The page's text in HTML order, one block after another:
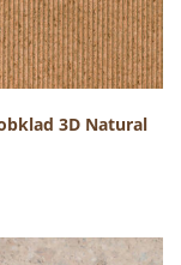
3D Natural